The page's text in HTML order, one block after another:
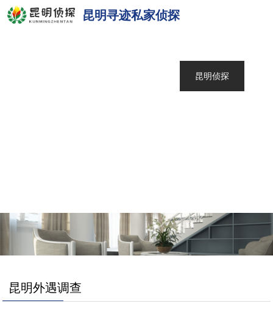
昆明寻迹私家侦探
昆明侦探
昆明外遇调查